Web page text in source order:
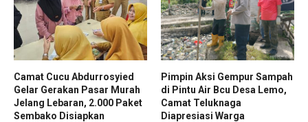
Camat Cucu Abdurrosyied
Gelar Gerakan Pasar Murah
Jelang Lebaran, 2.000 Paket
Sembako Disiapkan
Pimpin Aksi Gempur Sampah
di Pintu Air Bcu Desa Lemo,
Camat Teluknaga
Diapresiasi Warga